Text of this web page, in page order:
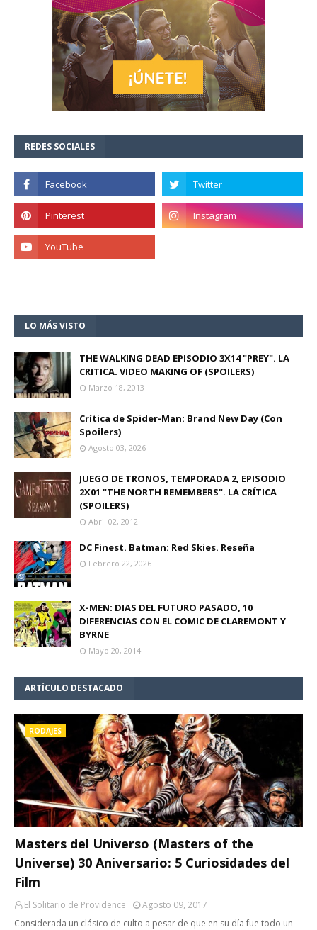
REDES SOCIALES
LO MÁS VISTO
THE WALKING DEAD EPISODIO 3X14 "PREY". LA
CRITICA. VIDEO MAKING OF (SPOILERS)
Marzo 18, 2013
Crítica de Spider-Man: Brand New Day (Con
Spoilers)
Agosto 03, 2026
JUEGO DE TRONOS, TEMPORADA 2, EPISODIO
2X01 "THE NORTH REMEMBERS". LA CRÍTICA
(SPOILERS)
Abril 02, 2012
DC Finest. Batman: Red Skies. Reseña
Febrero 22, 2026
X-MEN: DIAS DEL FUTURO PASADO, 10
DIFERENCIAS CON EL COMIC DE CLAREMONT Y
BYRNE
Mayo 20, 2014
ARTÍCULO DESTACADO
RODAJES
Masters del Universo (Masters of the
Universe) 30 Aniversario: 5 Curiosidades del
Film
El Solitario de Providence
Agosto 09, 2017
Considerada un clásico de culto a pesar de que en su día fue todo un